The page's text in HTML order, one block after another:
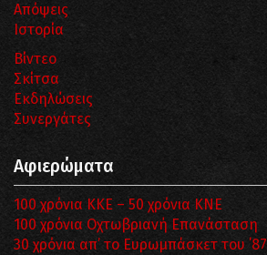
Απόψεις
Ιστορία
Βίντεο
Σκίτσα
Εκδηλώσεις
Συνεργάτες
Αφιερώματα
100 χρόνια ΚΚΕ – 50 χρόνια ΚΝΕ
100 χρόνια Οχτωβριανή Επανάσταση
30 χρόνια απ’ το Ευρωμπάσκετ του ΄87